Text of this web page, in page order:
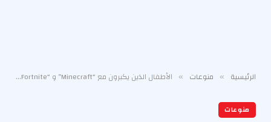
الرئيسية » منوعات » الأطفال الذين يكبرون مع “Minecraft” و “Fortnite” عرضة لهذه القضية الخطيرة
منوعات